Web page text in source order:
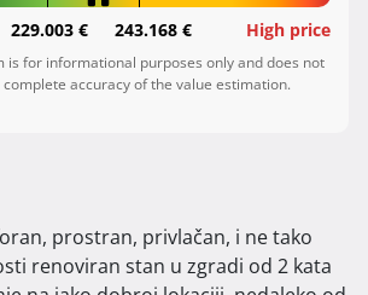
229.003 € 243.168 € High price
is for informational purposes only and does not
accuracy of the value estimation.
renoviran stan u zgradi od 2 kata